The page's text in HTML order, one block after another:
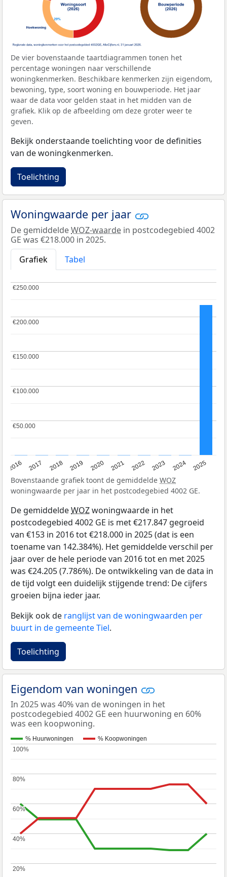
De vier bovenstaande taartdiagrammen tonen het
percentage woningen naar verschillende
woningkenmerken. Beschikbare kenmerken zijn eigendom,
bewoning, type, soort woning en bouwperiode. Het jaar
waar de data voor gelden staat in het midden van de
grafiek. Klik op de afbeelding om deze groter weer te
geven.
Bekijk onderstaande toelichting voor de definities
van de woningkenmerken.
Toelichting
Woningwaarde per jaar
De gemiddeldeWOZ-waarde in postcodegebied 4002
GE was €218.000 in 2025.
Grafiek
Tabel
2016 2017 2018 2019 2020 2021 2022 2023 2024 2025
€50.000
€50.000
€100.000
€100.000
€150.000
€150.000
€200.000
€200.000
€250.000
€250.000
Bovenstaande grafiek toont de gemiddelde WOZ
woningwaarde per jaar in het postcodegebied 4002 GE.
De gemiddeldeWOZwoningwaarde in het
postcodegebied 4002 GE is met €217.847 gegroeid
van €153 in 2016 tot €218.000 in 2025 (dat is een
toename van 142.384%). Het gemiddelde verschil per
jaar over de hele periode van 2016 tot en met 2025
was €24.205 (7.786%). De ontwikkeling van de data in
de tijd volgt een duidelijk stijgende trend: De cijfers
groeien bijna ieder jaar.
Bekijk ook de ranglijst van de woningwaarden per
buurt in de gemeente Tiel.
Toelichting
Eigendom van woningen
In 2025 was 40% van de woningen in het
postcodegebied 4002 GE een huurwoning en 60%
was een koopwoning.
% Huurwoningen % Koopwoningen
20%
20%
40%
40%
60%
60%
80%
80%
100%
100%